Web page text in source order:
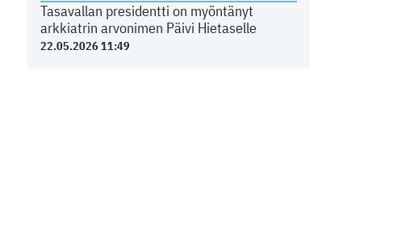
Tasavallan presidentti on myöntänyt
arkkiatrin arvonimen Päivi Hietaselle
22.05.2026 11:49